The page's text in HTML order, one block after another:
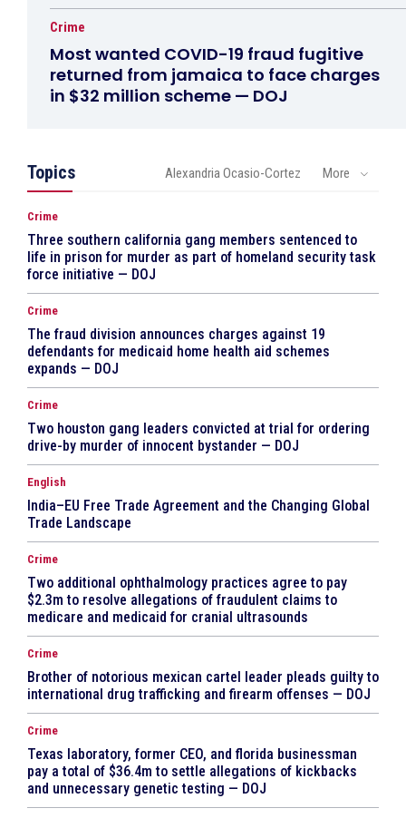
Crime
Most wanted COVID-19 fraud fugitive
returned from jamaica to face charges
in $32 million scheme — DOJ
Topics Alexandria Ocasio-Cortez More
Crime
Three southern california gang members sentenced to
life in prison for murder as part of homeland security task
force initiative — DOJ
Crime
The fraud division announces charges against 19
defendants for medicaid home health aid schemes
expands — DOJ
Crime
Two houston gang leaders convicted at trial for ordering
drive-by murder of innocent bystander — DOJ
English
India–EU Free Trade Agreement and the Changing Global
Trade Landscape
Crime
Two additional ophthalmology practices agree to pay
$2.3m to resolve allegations of fraudulent claims to
medicare and medicaid for cranial ultrasounds
Crime
Brother of notorious mexican cartel leader pleads guilty to
international drug trafficking and firearm offenses — DOJ
Crime
Texas laboratory, former CEO, and florida businessman
pay a total of $36.4m to settle allegations of kickbacks
and unnecessary genetic testing — DOJ